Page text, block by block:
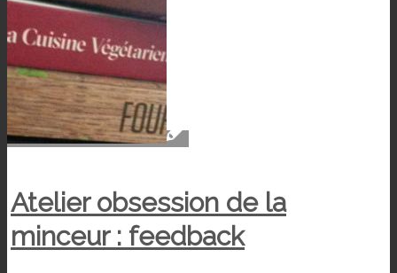
Atelier obsession de la
minceur : feedback